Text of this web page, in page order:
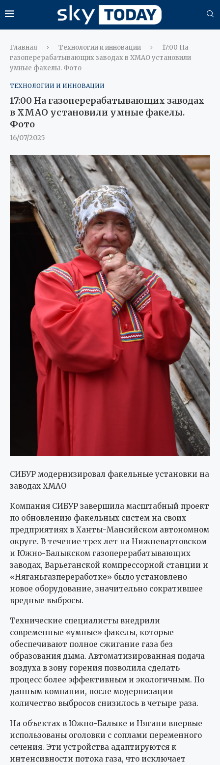
Главная Технологии и инновации
17:00 На
газоперерабатывающих заводах в ХМАО установили
умные факелы. Фото
ТЕХНОЛОГИИ И ИННОВАЦИИ
17:00 На газоперерабатывающих заводах
в ХМАО установили умные факелы.
Фото
16/07/2025
СИБУР модернизировал факельные установки на
заводах ХМАО
Компания СИБУР завершила масштабный проект
по обновлению факельных систем на своих
предприятиях в Ханты-Мансийском автономном
округе. В течение трех лет на Нижневартовском
и Южно-Балыкском газоперерабатывающих
заводах, Варьеганской компрессорной станции и
«Няганьгазпереработке» было установлено
новое оборудование, значительно сократившее
вредные выбросы.
Технические специалисты внедрили
современные «умные» факелы, которые
обеспечивают полное сжигание газа без
образования дыма. Автоматизированная подача
воздуха в зону горения позволила сделать
процесс более эффективным и экологичным. По
данным компании, после модернизации
количество выбросов снизилось в четыре раза.
На объектах в Южно-Балыке и Нягани впервые
использованы оголовки с соплами переменного
сечения. Эти устройства адаптируются к
интенсивности потока газа, что исключает